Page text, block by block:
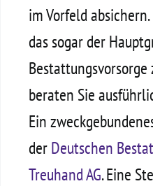
im Vorfeld
das sogar der
beraten Sie
Ein
derDeutschen
Treuhand AG. Eine